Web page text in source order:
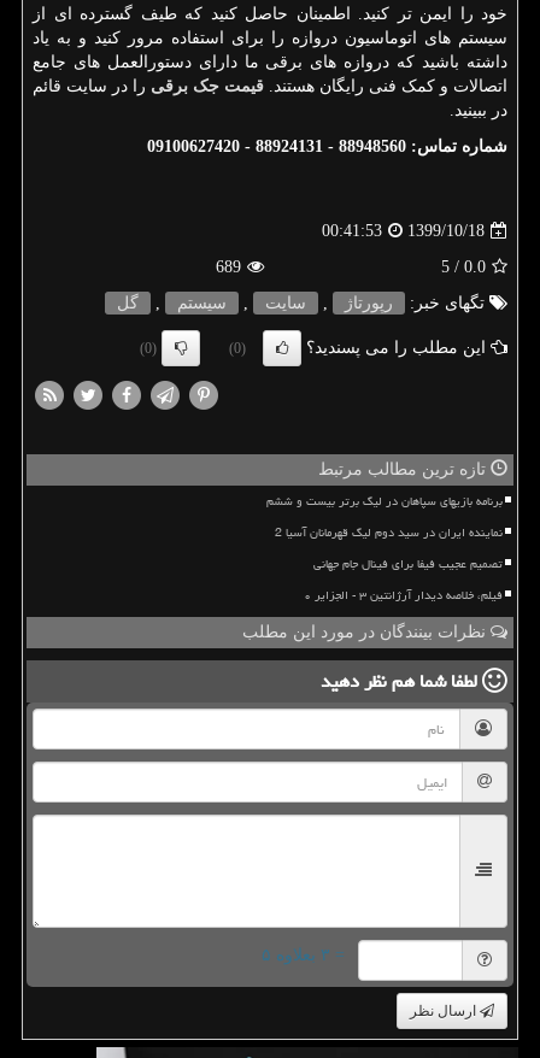
خود را ایمن تر کنید. اطمینان حاصل کنید که طیف گسترده ای از
سیستم های اتوماسیون دروازه را برای استفاده مرور کنید و به یاد
داشته باشید که دروازه های برقی ما دارای دستورالعمل های جامع
اتصالات و کمک فنی رایگان هستند. قیمت جک برقی را در سایت قائم
در ببینید.
شماره تماس: 88948560 - 88924131 - 09100627420
1399/10/18
00:41:53
0.0
/ 5
689
تگهای خبر:
رپورتاژ , سایت , سیستم , گل
این مطلب را می پسندید؟ (0)
(0)
تازه ترین مطالب مرتبط
برنامه بازیهای سپاهان در لیگ برتر بیست و ششم
نماینده ایران در سید دوم لیگ قهرمانان آسیا 2
تصمیم عجیب فیفا برای فینال جام جهانی
فیلم، خلاصه دیدار آرژانتین ۳ - الجزایر ۰
نظرات بینندگان در مورد این مطلب
لطفا شما همنظر دهید
= ۳ بعلاوه ۵
ارسال نظر